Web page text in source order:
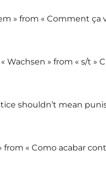
» from « Comment ça
Wachsen » from « s/t »
shouldn’t mean
from « Como acabar